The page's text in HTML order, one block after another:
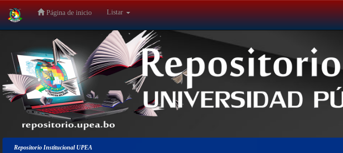
Salir
navegación
Página de inicio Listar
Repositorio Institucional UPEA